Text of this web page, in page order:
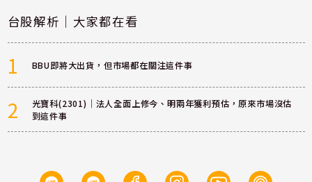
台股解析｜大家都在看
1 BBU即將大出貨，但市場都在關注這件事
2
光寶科(2301)｜法人全面上修今、明兩年獲利預估，原來市場沒估
到這件事